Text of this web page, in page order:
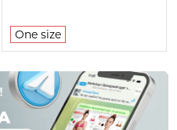
One size